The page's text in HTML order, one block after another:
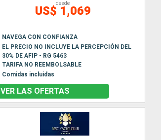
desde
US$ 1,069
NAVEGA CON CONFIANZA
EL PRECIO NO INCLUYE LA PERCEPCIÓN DEL
30% DE AFIP - RG 5463
TARIFA NO REEMBOLSABLE
Comidas incluidas
VER LAS OFERTAS